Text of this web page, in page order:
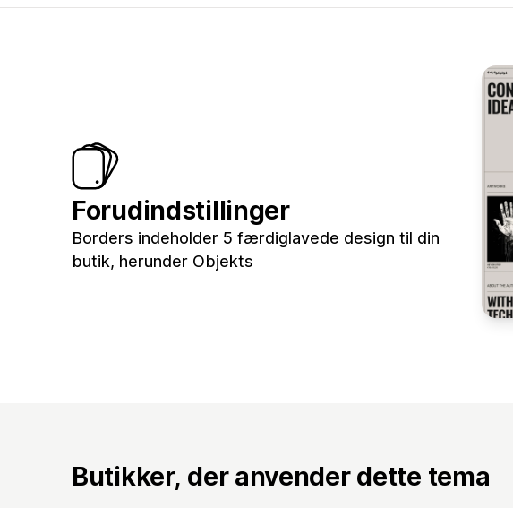
Forudindstillinger
Borders indeholder 5 færdiglavede design til din
butik, herunder Objekts
Butikker, der anvender dette tema